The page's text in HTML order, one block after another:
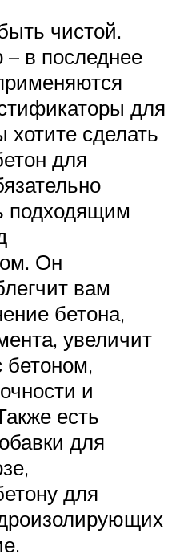
чистой.
в последнее
для
сделать
для
подходящим
Он
вам
бетона,
увеличит
бетоном,
и
есть
для
для